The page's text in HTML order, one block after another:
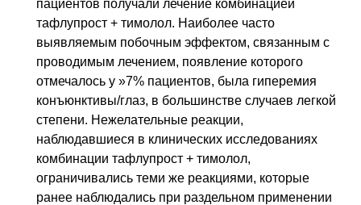
пациентов получали лечение комбинацией
тафлупрост + тимолол. Наиболее часто
выявляемым побочным эффектом, связанным с
проводимым лечением, появление которого
отмечалось у »7% пациентов, была гиперемия
конъюнктивы/глаз, в большинстве случаев легкой
степени. Нежелательные реакции,
наблюдавшиеся в клинических исследованиях
комбинации тафлупрост + тимолол,
ограничивались теми же реакциями, которые
ранее наблюдались при раздельном применении